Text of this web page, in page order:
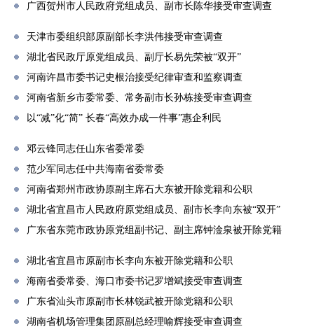
广西贺州市人民政府党组成员、副市长陈华接受审查调查
天津市委组织部原副部长李洪伟接受审查调查
湖北省民政厅原党组成员、副厅长易先荣被“双开”
河南许昌市委书记史根治接受纪律审查和监察调查
河南省新乡市委常委、常务副市长孙栋接受审查调查
以“减”化“简” 长春“高效办成一件事”惠企利民
邓云锋同志任山东省委常委
范少军同志任中共海南省委常委
河南省郑州市政协原副主席石大东被开除党籍和公职
湖北省宜昌市人民政府原党组成员、副市长李向东被“双开”
广东省东莞市政协原党组副书记、副主席钟淦泉被开除党籍
湖北省宜昌市原副市长李向东被开除党籍和公职
海南省委常委、海口市委书记罗增斌接受审查调查
广东省汕头市原副市长林锐武被开除党籍和公职
湖南省机场管理集团原副总经理喻辉接受审查调查